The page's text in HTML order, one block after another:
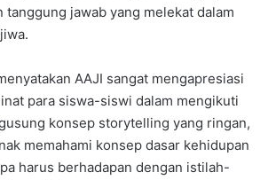
tanggung jawab yang melekat dalam
AAJI sangat mengapresiasi
para siswa-siswi dalam mengikuti
konsep storytelling yang ringan,
memahami konsep dasar kehidupan
harus berhadapan dengan istilah-